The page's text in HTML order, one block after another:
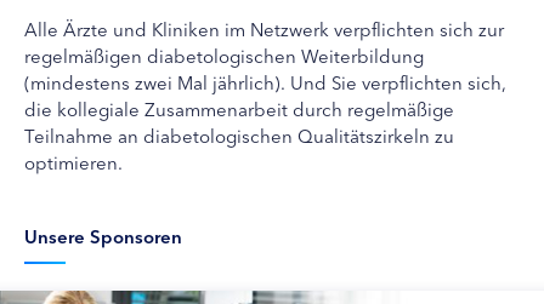
Alle Ärzte und Kliniken im Netzwerk verpflichten sich zur
regelmäßigen diabetologischen Weiterbildung
(mindestens zwei Mal jährlich). Und Sie verpflichten sich,
die kollegiale Zusammenarbeit durch regelmäßige
Teilnahme an diabetologischen Qualitätszirkeln zu
optimieren.
Unsere Sponsoren